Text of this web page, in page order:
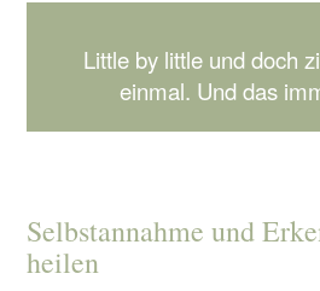
Little by little und doch
einmal. Und das
Selbstannahme und
heilen